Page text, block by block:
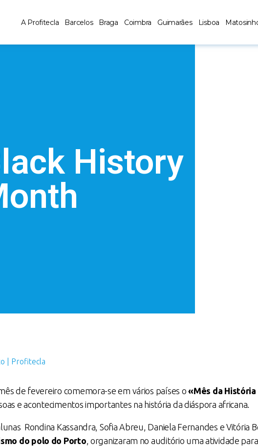
A Profitecla Barcelos Braga Coimbra Guimarães Lisboa
History
| Profitecla
de fevereiro comemora-se em vários países o«Mês da
e acontecimentos importantes na história da diáspora africana.
Rondina Kassandra, Sofia Abreu, Daniela Fernandes e Vitória
do polo do Porto, organizaram no auditório uma atividade